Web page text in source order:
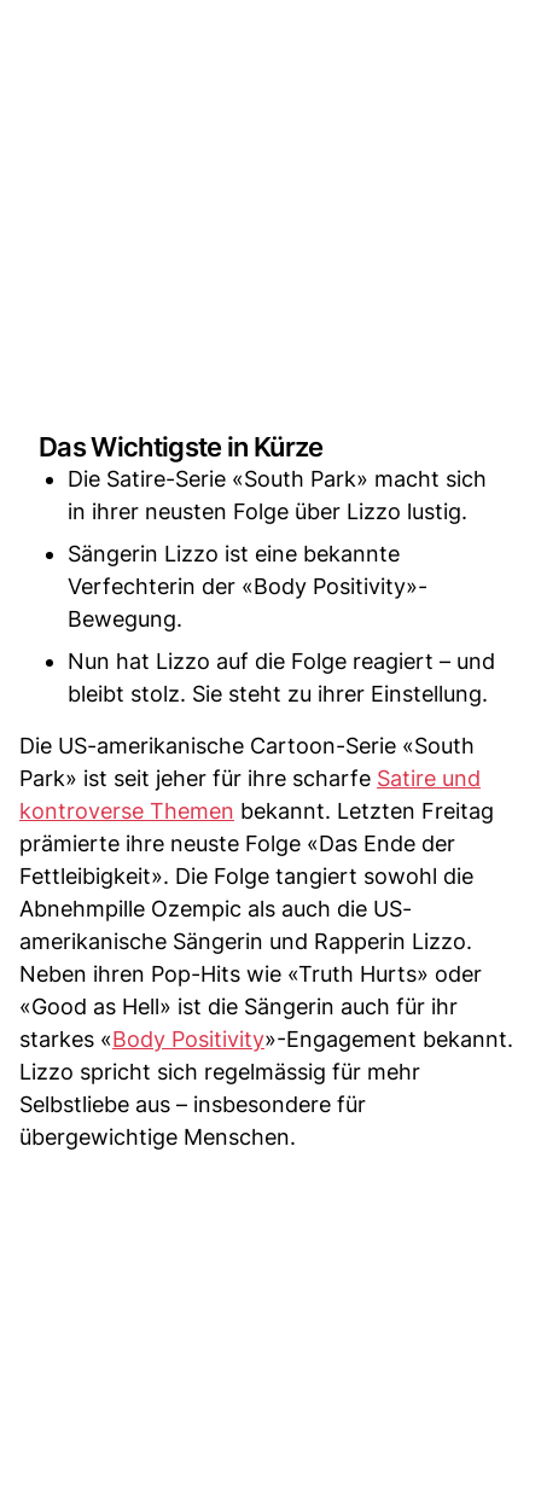
Das Wichtigste in Kürze
Die Satire-Serie «South Park» macht sich
in ihrer neusten Folge über Lizzo lustig.
Sängerin Lizzo ist eine bekannte
Verfechterin der «Body Positivity»-
Bewegung.
Nun hat Lizzo auf die Folge reagiert – und
bleibt stolz. Sie steht zu ihrer Einstellung.
Die US-amerikanische Cartoon-Serie «South
Park» ist seit jeher für ihre scharfe Satire und
kontroverse Themen bekannt. Letzten Freitag
prämierte ihre neuste Folge «Das Ende der
Fettleibigkeit». Die Folge tangiert sowohl die
Abnehmpille Ozempic als auch die US-
amerikanische Sängerin und Rapperin Lizzo.
Neben ihren Pop-Hits wie «Truth Hurts» oder
«Good as Hell» ist die Sängerin auch für ihr
starkes «Body Positivity»-Engagement bekannt.
Lizzo spricht sich regelmässig für mehr
Selbstliebe aus – insbesondere für
übergewichtige Menschen.